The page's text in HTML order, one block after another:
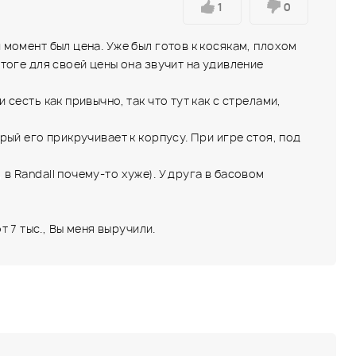
1 0
был цена. Уже был готов к косякам, плохом
для своей цены она звучит на удивление
как привычно, так что тут как с стрелами,
его прикручивает к корпусу. При игре стоя, под
Randall почему-то хуже). У друга в басовом
7 тыс., Вы меня выручили.